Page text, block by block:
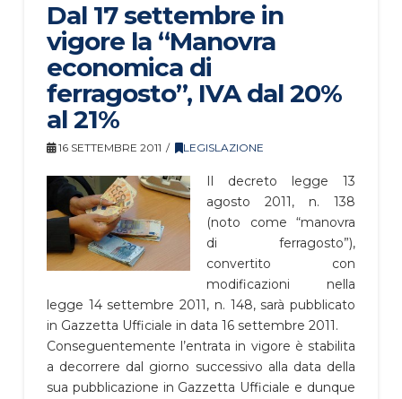
Dal 17 settembre in
vigore la “Manovra
economica di
ferragosto”, IVA dal 20%
al 21%
16 SETTEMBRE 2011 LEGISLAZIONE
Il decreto legge 13
agosto 2011, n. 138
(noto come “manovra
di ferragosto”),
convertito con
modificazioni nella
legge 14 settembre 2011, n. 148, sarà pubblicato
in Gazzetta Ufficiale in data 16 settembre 2011.
Conseguentemente l’entrata in vigore è stabilita
a decorrere dal giorno successivo alla data della
sua pubblicazione in Gazzetta Ufficiale e dunque